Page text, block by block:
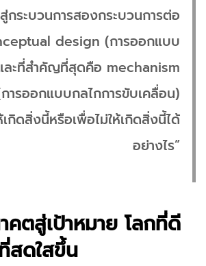
กระบวนการสองกระบวนการต่อ
design (การออกแบบ
ะที่สำคัญที่สุดคือ mechanism
รออกแบบกลไกการขับเคลื่อน)
เกิดสิ่งนี้หรือเพื่อไม่ให้เกิดสิ่งนี้ได้
อย่างไร”
คตสู่เป้าหมาย โลกที่ดี
สดใสขึ้น